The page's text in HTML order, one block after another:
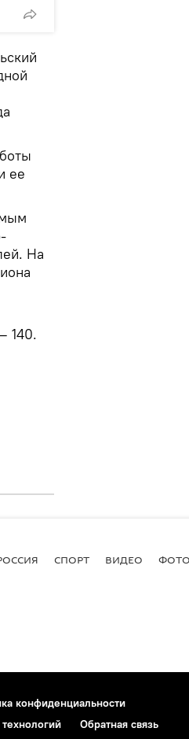
ее
На
140.
СПОРТ ВИДЕО ФОТО
конфиденциальности
Обратная связь